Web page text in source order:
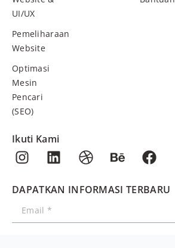
UI/UX
Pemeliharaan
Website
Optimasi
Mesin
Pencari
(SEO)
Ikuti Kami
DAPATKAN INFORMASI TERBARU